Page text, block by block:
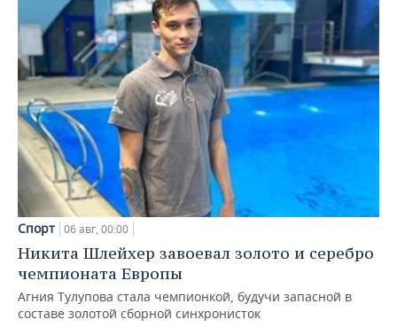
Спорт 06 авг, 00:00
Никита Шлейхер завоевал золото и серебро
чемпионата Европы
Агния Тулупова стала чемпионкой, будучи запасной в
составе золотой сборной синхронисток